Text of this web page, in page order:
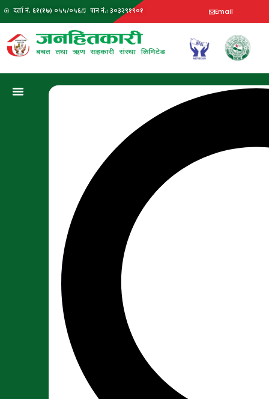
दर्ता नं. ६१(१७) ०५५/०५६ पान नं.: ३०३२९१९०१ Email